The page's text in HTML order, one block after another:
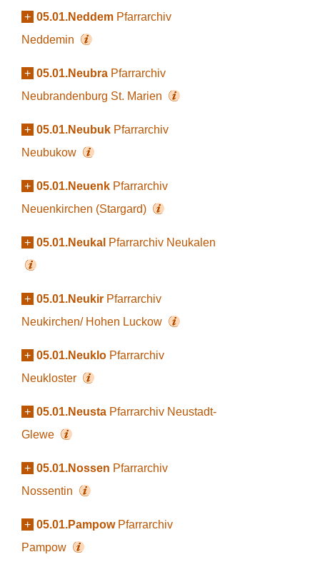
+ 05.01.Neddem Pfarrarchiv
Neddemin
+ 05.01.Neubra Pfarrarchiv
Neubrandenburg St. Marien
+ 05.01.Neubuk Pfarrarchiv
Neubukow
+ 05.01.Neuenk Pfarrarchiv
Neuenkirchen (Stargard)
+ 05.01.Neukal Pfarrarchiv Neukalen
+ 05.01.Neukir Pfarrarchiv
Neukirchen/ Hohen Luckow
+ 05.01.Neuklo Pfarrarchiv
Neukloster
+ 05.01.Neusta Pfarrarchiv Neustadt-
Glewe
+ 05.01.Nossen Pfarrarchiv
Nossentin
+ 05.01.Pampow Pfarrarchiv
Pampow